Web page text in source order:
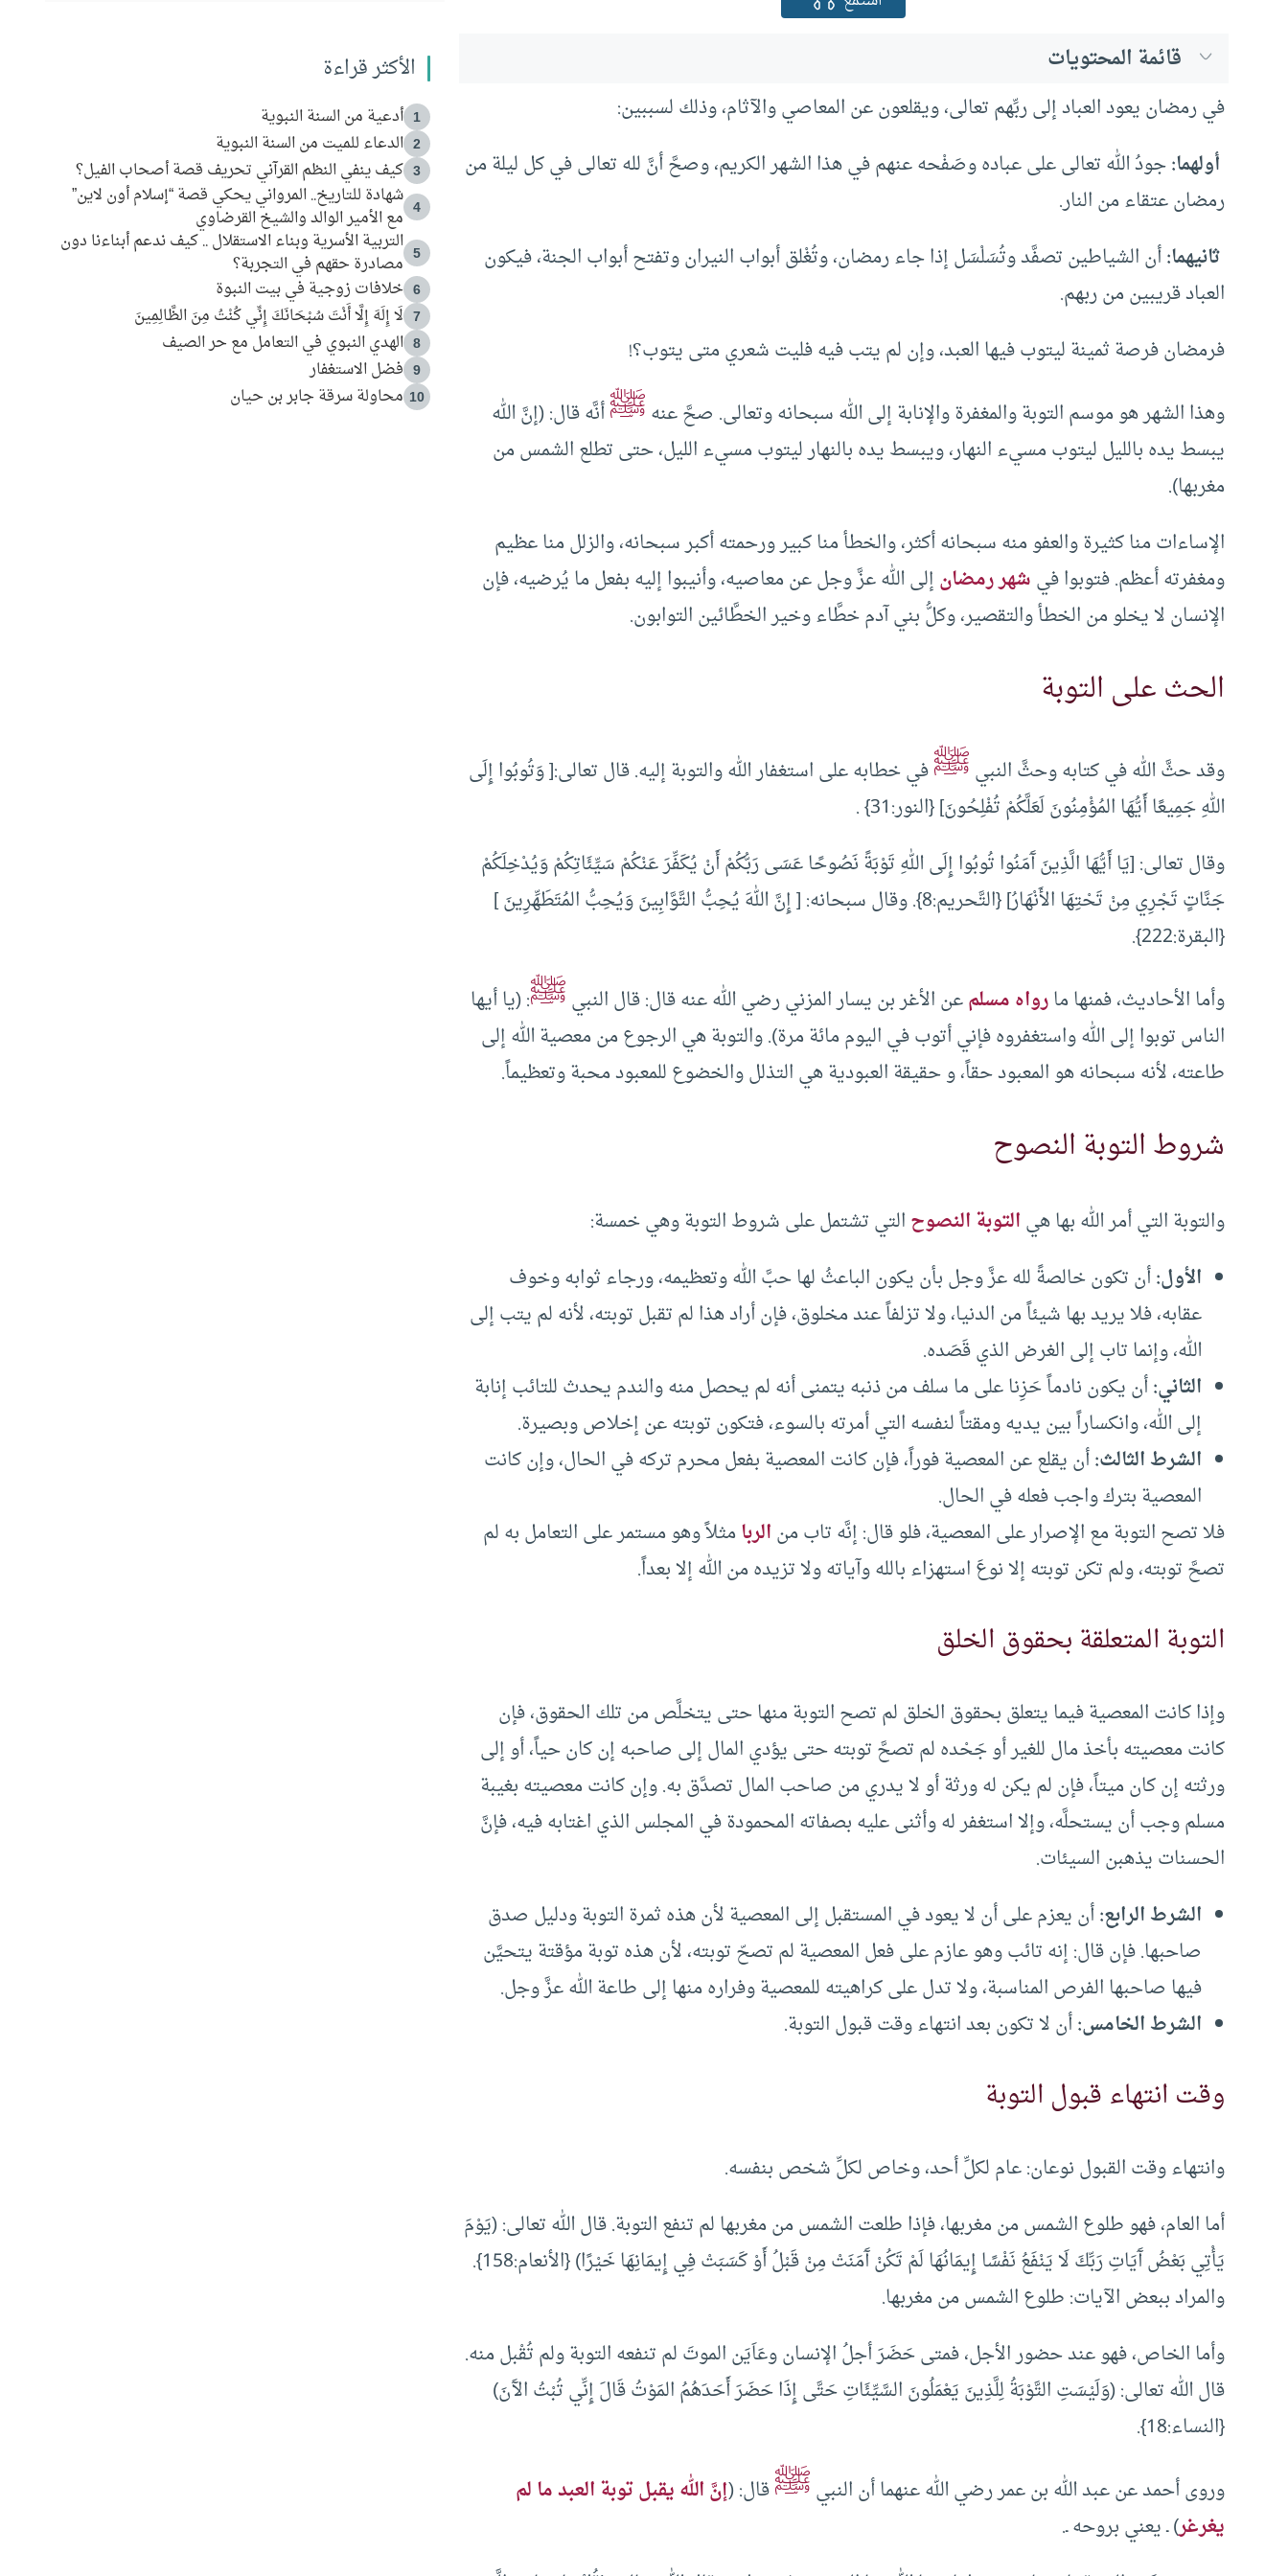
قائمة المحتويات
في رمضان يعود العباد إلى ربِّهم تعالى، ويقلعون عن المعاصي والآثام، وذلك لسببين:
أولهما:جودُ الله تعالى على عباده وصَفْحه عنهم في هذا الشهر الكريم، وصحَّ أنَّ لله تعالى في كل ليلة من
رمضان عتقاء من النار.
ثانيهما:أن الشياطين تصفَّد وتُسَلْسَل إذا جاء رمضان، وتُغْلق أبواب النيران وتفتح أبواب الجنة، فيكون
العباد قريبين من ربهم.
فرمضان فرصة ثمينة ليتوب فيها العبد، وإن لم يتب فيه فليت شعري متى يتوب؟!
وهذا الشهر هو موسم التوبة والمغفرة والإنابة إلى الله سبحانه وتعالى. صحَّ عنهﷺأنَّه قال: (إنَّ الله
يبسط يده بالليل ليتوب مسيء النهار، ويبسط يده بالنهار ليتوب مسيء الليل، حتى تطلع الشمس من
مغربها).
الإساءات منا كثيرة والعفو منه سبحانه أكثر، والخطأ منا كبير ورحمته أكبر سبحانه، والزلل منا عظيم
ومغفرته أعظم. فتوبوا فيشهر رمضانإلى الله عزَّ وجل عن معاصيه، وأنيبوا إليه بفعل ما يُرضيه، فإن
الإنسان لا يخلو من الخطأ والتقصير، وكلُّ بني آدم خطَّاء وخير الخطَّائين التوابون.
الحث على التوبة
وقد حثَّ الله في كتابه وحثَّ النبيﷺفي خطابه على استغفار الله والتوبة إليه. قال تعالى:[ وَتُوبُوا إِلَى
اللهِ جَمِيعًا أَيُّهَا المُؤْمِنُونَ لَعَلَّكُمْ تُفْلِحُونَ] {النور:31} .
وقال تعالى: [يَا أَيُّهَا الَّذِينَ آَمَنُوا تُوبُوا إِلَى اللهِ تَوْبَةً نَصُوحًا عَسَى رَبُّكُمْ أَنْ يُكَفِّرَ عَنْكُمْ سَيِّئَاتِكُمْ وَيُدْخِلَكُمْ
جَنَّاتٍ تَجْرِي مِنْ تَحْتِهَا الأَنْهَارُ] {التَّحريم:8}. وقال سبحانه: [ إِنَّ اللهَ يُحِبُّ التَّوَّابِينَ وَيُحِبُّ المُتَطَهِّرِينَ ]
{البقرة:222}.
وأما الأحاديث، فمنها مارواه مسلمعن الأغر بن يسار المزني رضي الله عنه قال: قال النبيﷺ: (يا أيها
الناس توبوا إلى الله واستغفروه فإني أتوب في اليوم مائة مرة). والتوبة هي الرجوع من معصية الله إلى
طاعته، لأنه سبحانه هو المعبود حقاً، و حقيقة العبودية هي التذلل والخضوع للمعبود محبة وتعظيماً.
شروط التوبة النصوح
والتوبة التي أمر الله بها هيالتوبة النصوحالتي تشتمل على شروط التوبة وهي خمسة:
الأول:أن تكون خالصةً لله عزَّ وجل بأن يكون الباعثُ لها حبَّ الله وتعظيمه، ورجاء ثوابه وخوف
عقابه، فلا يريد بها شيئاً من الدنيا، ولا تزلفاً عند مخلوق، فإن أراد هذا لم تقبل توبته، لأنه لم يتب إلى
الله، وإنما تاب إلى الغرض الذي قَصَده.
الثاني:أن يكون نادماً حَزِنا على ما سلف من ذنبه يتمنى أنه لم يحصل منه والندم يحدث للتائب إنابة
إلى الله، وانكساراً بين يديه ومقتاً لنفسه التي أمرته بالسوء، فتكون توبته عن إخلاص وبصيرة.
الشرط الثالث:أن يقلع عن المعصية فوراً، فإن كانت المعصية بفعل محرم تركه في الحال، وإن كانت
المعصية بترك واجب فعله في الحال.
فلا تصح التوبة مع الإصرار على المعصية، فلو قال: إنَّه تاب منالربامثلاً وهو مستمر على التعامل به لم
تصحَّ توبته، ولم تكن توبته إلا نوعَ استهزاء بالله وآياته ولا تزيده من الله إلا بعداً.
التوبة المتعلقة بحقوق الخلق
وإذا كانت المعصية فيما يتعلق بحقوق الخلق لم تصح التوبة منها حتى يتخلَّص من تلك الحقوق، فإن
كانت معصيته بأخذ مال للغير أو جَحْده لم تصحَّ توبته حتى يؤدي المال إلى صاحبه إن كان حياً، أو إلى
ورثته إن كان ميتاً، فإن لم يكن له ورثة أو لا يدري من صاحب المال تصدَّق به. وإن كانت معصيته بغيبة
مسلم وجب أن يستحلَّه، وإلا استغفر له وأثنى عليه بصفاته المحمودة في المجلس الذي اغتابه فيه، فإنَّ
الحسنات يذهبن السيئات.
الشرط الرابع:أن يعزم على أن لا يعود في المستقبل إلى المعصية لأن هذه ثمرة التوبة ودليل صدق
صاحبها. فإن قال: إنه تائب وهو عازم على فعل المعصية لم تصحّ توبته، لأن هذه توبة مؤقتة يتحيَّن
فيها صاحبها الفرص المناسبة، ولا تدل على كراهيته للمعصية وفراره منها إلى طاعة الله عزَّ وجل.
الشرط الخامس:أن لا تكون بعد انتهاء وقت قبول التوبة.
وقت انتهاء قبول التوبة
وانتهاء وقت القبول نوعان: عام لكلِّ أحد، وخاص لكلِّ شخص بنفسه.
أما العام، فهو طلوع الشمس من مغربها، فإذا طلعت الشمس من مغربها لم تنفع التوبة. قال الله تعالى: (يَوْمَ
يَأْتِي بَعْضُ آَيَاتِ رَبِّكَ لَا يَنْفَعُ نَفْسًا إِيمَانُهَا لَمْ تَكُنْ آَمَنَتْ مِنْ قَبْلُ أَوْ كَسَبَتْ فِي إِيمَانِهَا خَيْرًا) {الأنعام:158}.
والمراد ببعض الآيات: طلوع الشمس من مغربها.
وأما الخاص، فهو عند حضور الأجل، فمتى حَضَرَ أجلُ الإنسان وعَاَيَن الموتَ لم تنفعه التوبة ولم تُقْبل منه.
قال الله تعالى: (وَلَيْسَتِ التَّوْبَةُ لِلَّذِينَ يَعْمَلُونَ السَّيِّئَاتِ حَتَّى إِذَا حَضَرَ أَحَدَهُمُ المَوْتُ قَالَ إِنِّي تُبْتُ الآَنَ)
{النساء:18}.
وروى أحمد عن عبد الله بن عمر رضي الله عنهما أن النبيﷺقال: (إنَّ الله يقبل توبة العبد ما لم
يغرغر) ـ يعني بروحه ـ.
الأكثر قراءة
1 أدعية من السنة النبوية
2 الدعاء للميت من السنة النبوية
3 كيف ينفي النظم القرآني تحريف قصة أصحاب الفيل؟
4
شهادة للتاريخ.. المرواني يحكي قصة “إسلام أون لاين”
مع الأمير الوالد والشيخ القرضاوي
5
التربية الأسرية وبناء الاستقلال .. كيف ندعم أبناءنا دون
مصادرة حقهم في التجربة؟
6 خلافات زوجية في بيت النبوة
7 لَا إِلَهَ إِلَّا أَنْتَ سُبْحَانَكَ إِنِّي كُنْتُ مِنَ الظَّالِمِينَ
8 الهدي النبوي في التعامل مع حر الصيف
9 فضل الاستغفار
10 محاولة سرقة جابر بن حيان